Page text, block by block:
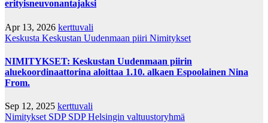
erityisneuvonantajaksi
Apr 13, 2026 kerttuvali
Keskusta Keskustan Uudenmaan piiri Nimitykset
NIMITYKSET: Keskustan Uudenmaan piirin
aluekoordinaattorina aloittaa 1.10. alkaen Espoolainen Nina
From.
Sep 12, 2025 kerttuvali
Nimitykset SDP SDP Helsingin valtuustoryhmä